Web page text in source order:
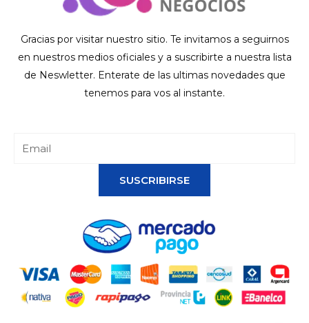
Gracias por visitar nuestro sitio. Te invitamos a seguirnos
en nuestros medios oficiales y a suscribirte a nuestra lista
de Neswletter. Enterate de las ultimas novedades que
tenemos para vos al instante.
SUSCRIBIRSE